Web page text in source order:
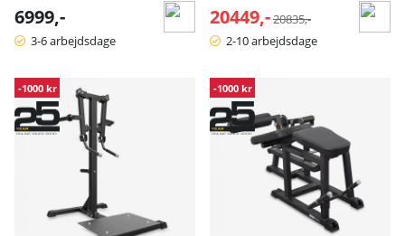
6999,-
3-6 arbejdsdage
20449,- Normalpris:
20835,-
2-10 arbejdsdage
-1000 kr -1000 kr